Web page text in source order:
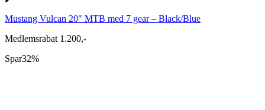
Mustang Vulcan 20" MTB med 7 gear – Black/Blue
Medlemsrabat 1.200,-
Spar32%